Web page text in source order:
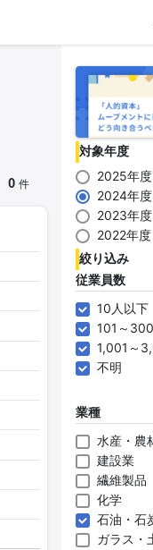
0 件
対象年度
2025年
2024年
2023年
2022年度
絞り込み
従業員数
10人以下
101～
1,001～
不明
業種
水産・農
建設業
繊維製品
化学
石油・石
ガラス・